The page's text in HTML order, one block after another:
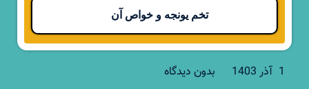
تخم یونجه و خواص آن
1 آذر 1403
بدون دیدگاه